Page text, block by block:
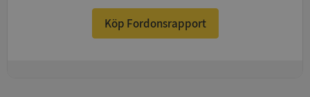
Köp Fordonsrapport